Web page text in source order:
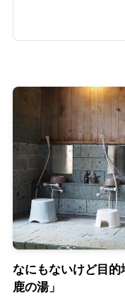
なにもないけど目
鹿の湯」